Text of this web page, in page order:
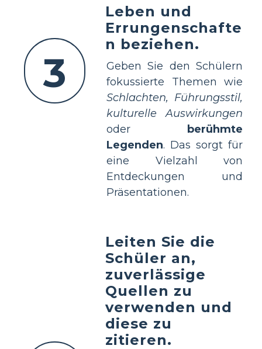
3
Leben und
Errungenschafte
n beziehen.
Geben Sie den Schülern
fokussierte Themen wie
Schlachten, Führungsstil,
kulturelle Auswirkungen
oder
berühmte
Legenden. Das sorgt für
eine Vielzahl von
Entdeckungen und
Präsentationen.
Leiten Sie die
Schüler an,
zuverlässige
Quellen zu
verwenden und
diese zu
zitieren.